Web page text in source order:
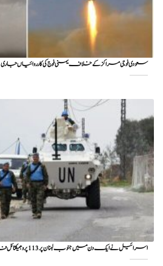
سعودی فوجی مراکز کے خلاف یمنی فوج کی کارروائیاں جاری
اسرائیل نے ایک دن میں جنوب لبنان پر 113 پروجیکٹائل فائر کیے: یونیفل